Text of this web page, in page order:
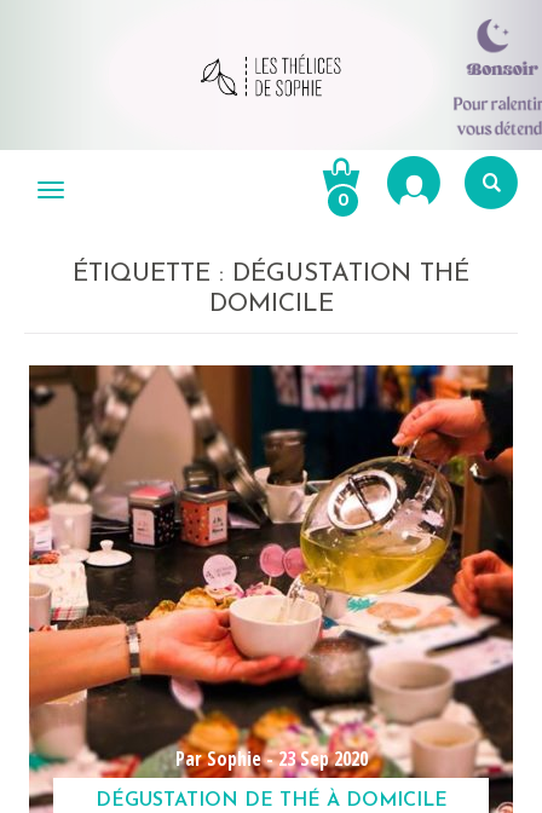
Menu 0
ÉTIQUETTE : DÉGUSTATION THÉ
DOMICILE
Par Sophie -23 Sep 2020
DÉGUSTATION DE THÉ À DOMICILE